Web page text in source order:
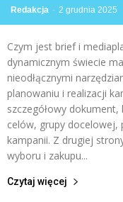
Redakcja - 2 grudnia 2025
Czym jest brief i
dynamicznym świecie
nieodłącznymi
planowaniu i realizacji
szczegółowy
celów, grupy docelowej,
kampanii. Z drugiej
wyboru i zakupu...
Czytaj więcej